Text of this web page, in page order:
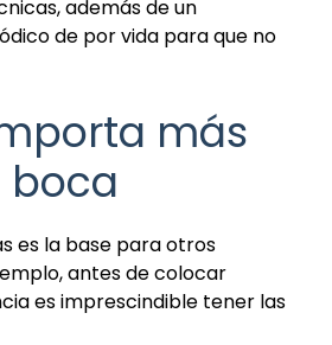
además de un
de por vida para que no
más
boca
es la base para otros
antes de colocar
es imprescindible tener las